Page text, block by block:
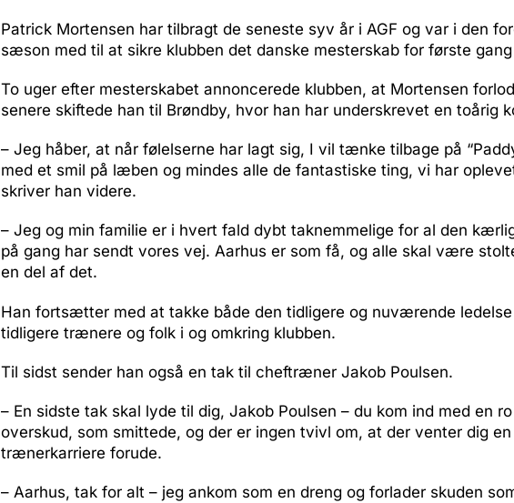
Patrick Mortensen har tilbragt de seneste syv år i AGF og var i den
sæson med til at sikre klubben det danske mesterskab for første
To uger efter mesterskabet annoncerede klubben, at Mortensen
senere skiftede han til Brøndby, hvor han har underskrevet en toårig
– Jeg håber, at når følelserne har lagt sig, I vil tænke tilbage på
med et smil på læben og mindes alle de fantastiske ting, vi har
skriver han videre.
– Jeg og min familie er i hvert fald dybt taknemmelige for al den
på gang har sendt vores vej. Aarhus er som få, og alle skal være
en del af det.
Han fortsætter med at takke både den tidligere og nuværende ledelse
tidligere trænere og folk i og omkring klubben.
Til sidst sender han også en tak til cheftræner Jakob Poulsen.
– En sidste tak skal lyde til dig, Jakob Poulsen – du kom ind med en
overskud, som smittede, og der er ingen tvivl om, at der venter dig
trænerkarriere forude.
– Aarhus, tak for alt – jeg ankom som en dreng og forlader skuden